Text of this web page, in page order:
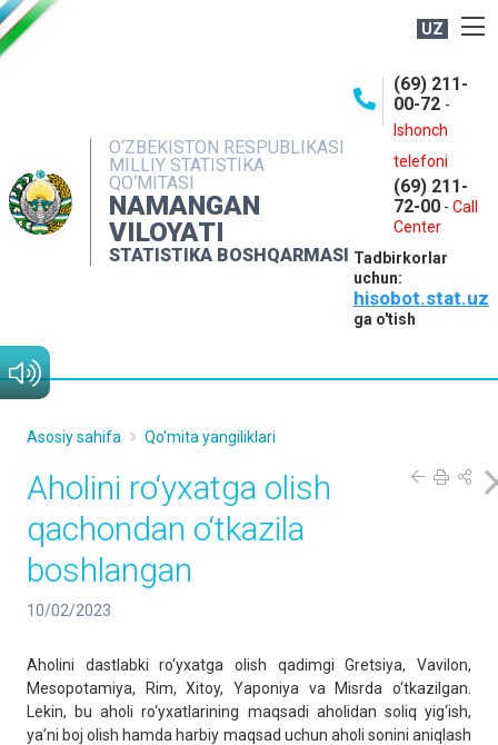
UZ
O‘ZBEKISTON RESPUBLIKASI
MILLIY STATISTIKA
QO‘MITASI
NAMANGAN
VILOYATI
STATISTIKA BOSHQARMASI
(69) 211-
00-72 -
Ishonch
telefoni
(69) 211-
72-00 - Call
Center
Tadbirkorlar
uchun:
hisobot.stat.uz
ga o'tish
NASHRLAR
INTERAKTIV XIZMATLAR
MATBUOT XIZMATI
MUROJAATLAR
Asosiy sahifa Qo'mita yangiliklari
Aholini ro‘yxatga olish
qachondan o‘tkazila
boshlangan
10/02/2023
Aholini dastlabki ro‘yxatga olish qadimgi Gretsiya, Vavilon,
Mesopotamiya, Rim, Xitoy, Yaponiya va Misrda o‘tkazilgan.
Lekin, bu aholi ro‘yxatlarining maqsadi aholidan soliq yig‘ish,
ya’ni boj olish hamda harbiy maqsad uchun aholi sonini aniqlash